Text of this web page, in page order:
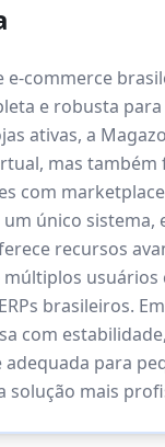
commerce
e robusta
ativas, a
mas
com
único
recursos
brasileiros.
com
para
solução mais